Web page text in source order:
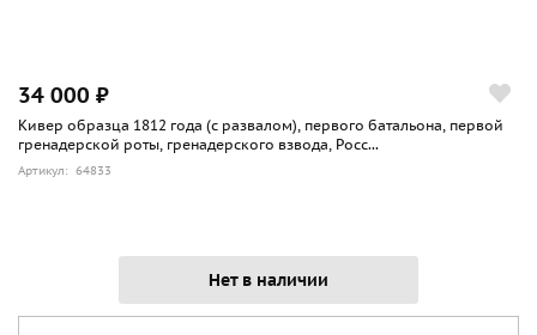
34 000 ₽
Кивер образца 1812 года (с развалом), первого батальона, первой
гренадерской роты, гренадерского взвода, Росс...
Артикул: 64833
Нет в наличии